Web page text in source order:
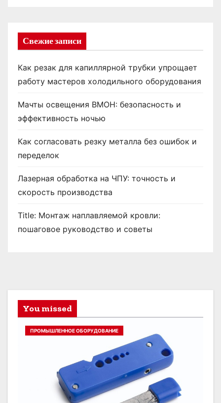
Свежие записи
Как резак для капиллярной трубки упрощает
работу мастеров холодильного оборудования
Мачты освещения ВМОН: безопасность и
эффективность ночью
Как согласовать резку металла без ошибок и
переделок
Лазерная обработка на ЧПУ: точность и
скорость производства
Title: Монтаж наплавляемой кровли:
пошаговое руководство и советы
You missed
ПРОМЫШЛЕННОЕ ОБОРУДОВАНИЕ